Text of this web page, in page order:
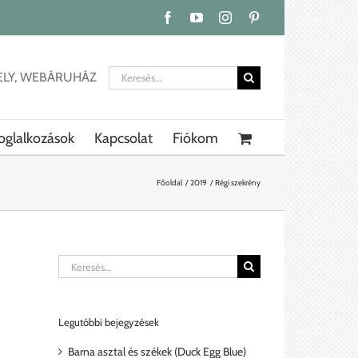
FacebookYouTubeInstagram
WEBÁRUHÁZ Keresés...
Kapcsolat Fiókom
Főoldal 2019 Régi szekrény
Keresés...
Legutóbbi bejegyzések
Barna asztal és székek (Duck Egg Blue)